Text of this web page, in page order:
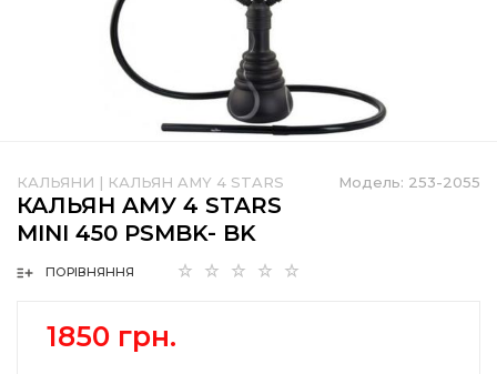
Модель: 253-2055
КАЛЬЯНИ | КАЛЬЯН AMY 4 STARS
КАЛЬЯН AМУ 4 STARS
MINI 450 PSMBK- BK
ПОРІВНЯННЯ
1850 грн.